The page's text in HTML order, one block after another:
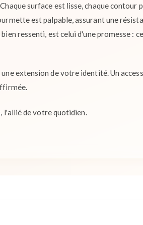
surface est lisse, chaque contour
est palpable, assurant une
ressenti, est celui d'une promesse :
extension de votre identité. Un
l'allié de votre quotidien.